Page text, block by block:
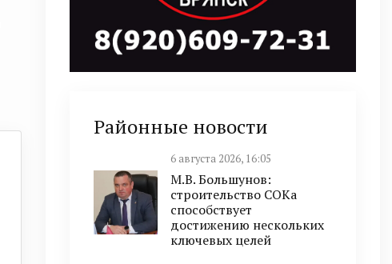
Районные новости
6 августа 2026, 16:05
М.В. Большунов:
строительство СОКа
способствует
достижению нескольких
ключевых целей